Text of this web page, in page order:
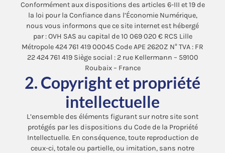
Conformément aux dispositions des articles 6-III et 19 de
la loi pour la Confiance dans l’Économie Numérique,
nous vous informons que ce site internet est hébergé
par : OVH SAS au capital de 10 069 020 € RCS Lille
Métropole 424 761 419 00045 Code APE 2620Z N° TVA : FR
22 424 761 419 Siège social : 2 rue Kellermann – 59100
Roubaix – France
2. Copyright et propriété
intellectuelle
L’ensemble des éléments figurant sur notre site sont
protégés par les dispositions du Code de la Propriété
Intellectuelle. En conséquence, toute reproduction de
ceux-ci, totale ou partielle, ou imitation, sans notre